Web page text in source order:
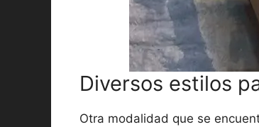
Diversos estilos
Otra modalidad que se